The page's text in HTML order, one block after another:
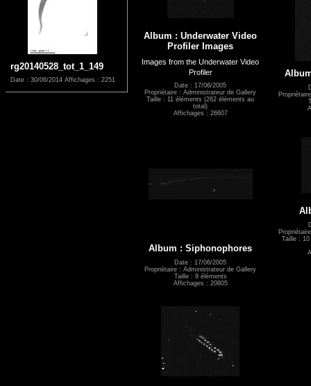
rg20140528_tot_1_149
Date : 30/06/2014 Affichages : 2251
Album : Underwater Video
Profiler Images
Images from the Underwater Video
Profiler
Date : 17/06/2005
Propriétaire : Administrateur de Gallery
Taille : 11 éléments (262 éléments au
total)
Affichages : 26607
Album : Siphonophores
Date : 17/06/2005
Propriétaire : Administrateur de Gallery
Taille : 9 éléments
Affichages : 20805
Taille :